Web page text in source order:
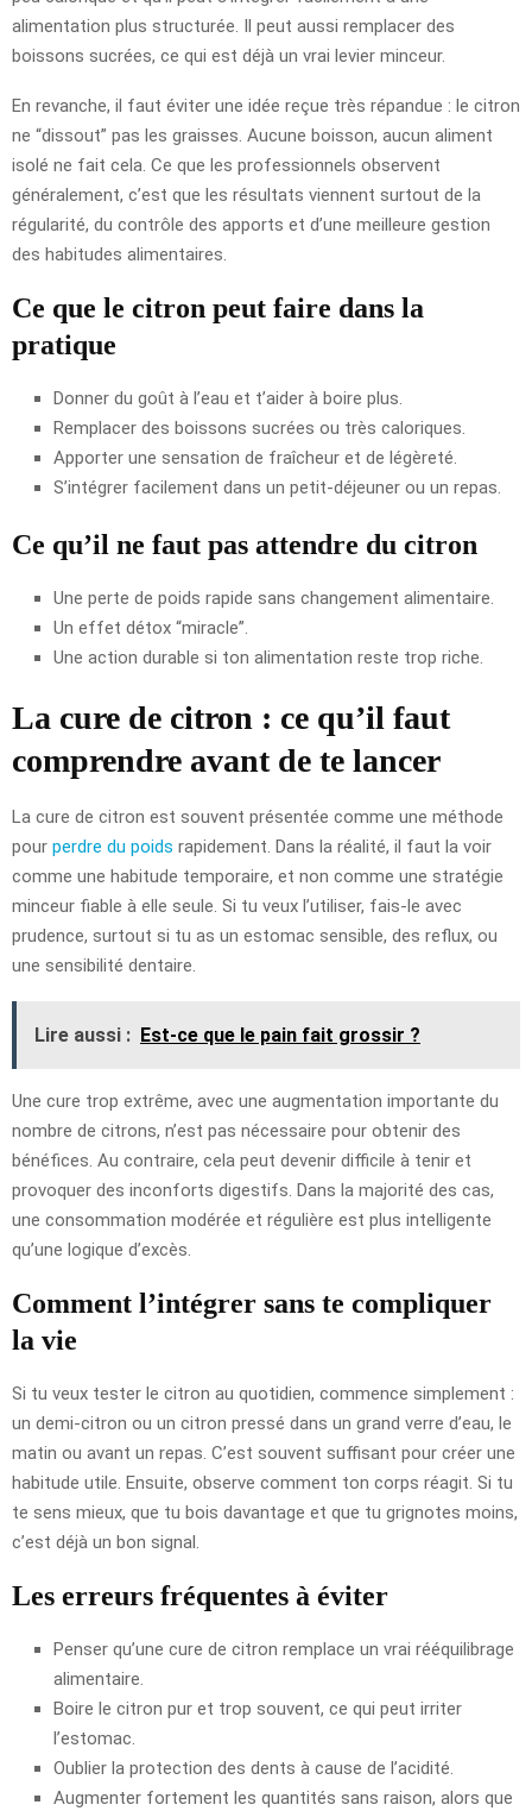
alimentation plus structurée. Il peut aussi remplacer des
boissons sucrées, ce qui est déjà un vrai levier minceur.
En revanche, il faut éviter une idée reçue très répandue : le citron
ne “dissout” pas les graisses. Aucune boisson, aucun aliment
isolé ne fait cela. Ce que les professionnels observent
généralement, c’est que les résultats viennent surtout de la
régularité, du contrôle des apports et d’une meilleure gestion
des habitudes alimentaires.
Ce que le citron peut faire dans la
pratique
Donner du goût à l’eau et t’aider à boire plus.
Remplacer des boissons sucrées ou très caloriques.
Apporter une sensation de fraîcheur et de légèreté.
S’intégrer facilement dans un petit-déjeuner ou un repas.
Ce qu’il ne faut pas attendre du citron
Une perte de poids rapide sans changement alimentaire.
Un effet détox “miracle”.
Une action durable si ton alimentation reste trop riche.
La cure de citron : ce qu’il faut
comprendre avant de te lancer
La cure de citron est souvent présentée comme une méthode
pour perdre du poids rapidement. Dans la réalité, il faut la voir
comme une habitude temporaire, et non comme une stratégie
minceur fiable à elle seule. Si tu veux l’utiliser, fais-le avec
prudence, surtout si tu as un estomac sensible, des reflux, ou
une sensibilité dentaire.
Lire aussi : Est-ce que le pain fait grossir ?
Une cure trop extrême, avec une augmentation importante du
nombre de citrons, n’est pas nécessaire pour obtenir des
bénéfices. Au contraire, cela peut devenir difficile à tenir et
provoquer des inconforts digestifs. Dans la majorité des cas,
une consommation modérée et régulière est plus intelligente
qu’une logique d’excès.
Comment l’intégrer sans te compliquer
la vie
Si tu veux tester le citron au quotidien, commence simplement :
un demi-citron ou un citron pressé dans un grand verre d’eau, le
matin ou avant un repas. C’est souvent suffisant pour créer une
habitude utile. Ensuite, observe comment ton corps réagit. Si tu
te sens mieux, que tu bois davantage et que tu grignotes moins,
c’est déjà un bon signal.
Les erreurs fréquentes à éviter
Penser qu’une cure de citron remplace un vrai rééquilibrage
alimentaire.
Boire le citron pur et trop souvent, ce qui peut irriter
l’estomac.
Oublier la protection des dents à cause de l’acidité.
Augmenter fortement les quantités sans raison, alors que